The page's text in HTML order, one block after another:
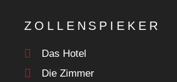
ZOLLENSPIEKER
Das Hotel
Die Zimmer